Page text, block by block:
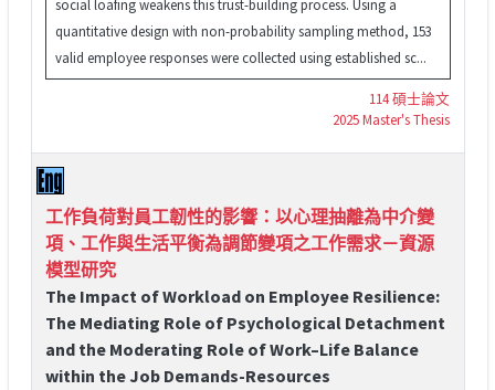
social loafing weakens this trust-building process. Using a
quantitative design with non-probability sampling method, 153
valid employee responses were collected using established sc...
114 碩士論文
2025 Master's Thesis
工作負荷對員工韌性的影響：以心理抽離為中介變
項、工作與生活平衡為調節變項之工作需求－資源
模型研究
The Impact of Workload on Employee Resilience:
The Mediating Role of Psychological Detachment
and the Moderating Role of Work–Life Balance
within the Job Demands-Resources